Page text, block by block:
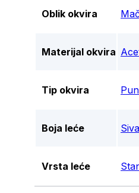
Oblik okvira
Materijal okvira
Tip okvira
Boja leće Siva
Vrsta leće